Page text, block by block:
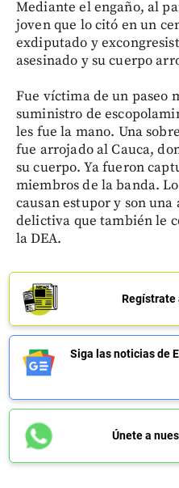
Mediante el engaño, al
joven que lo citó en un
exdiputado y
asesinado y su cuerpo
Fue víctima de un paseo
suministro de
les fue la mano. Una
fue arrojado al Cauca,
su cuerpo. Ya fueron
miembros de la banda.
causan estupor y son
delictiva que también le
la DEA.
Regístrate
Siga las noticias de
Únete a